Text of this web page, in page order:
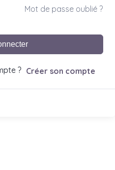
Mot de passe oublié ?
? Créer son compte